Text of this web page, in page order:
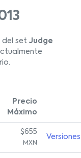
del set Judge
Precio
Máximo
$655
MXN
Versiones